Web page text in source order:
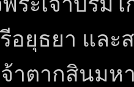
อยุธยา และ
จ้าตากสินมห